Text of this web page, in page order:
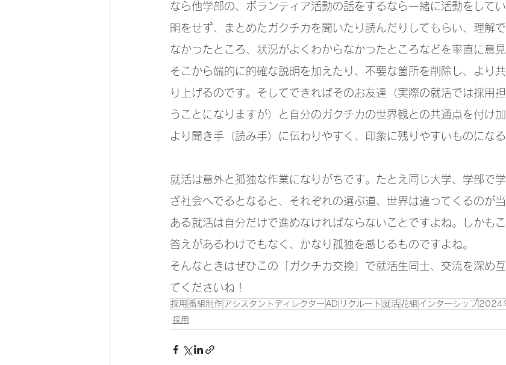
なら他学部の、ボランティア活動の話をするなら一緒に活動をして
明をせず、まとめたガクチカを聞いたり読んだりしてもらい、理解
なかったところ、状況がよくわからなかったところなどを率直に意
そこから端的に的確な説明を加えたり、不要な箇所を削除し、より
り上げるのです。そしてできればそのお友達（実際の就活では採用
うことになりますが）と自分のガクチカの世界観との共通点を付け
より聞き手（読み手）に伝わりやすく、印象に残りやすいものになる
就活は意外と孤独な作業になりがちです。たとえ同じ大学、学部で
ざ社会へでるとなると、それぞれの選ぶ道、世界は違ってくるのが
ある就活は自分だけで進めなければならないことですよね。しかも
答えがあるわけでもなく、かなり孤独を感じるものですよね。
そんなときはぜひこの「ガクチカ交換」で就活生同士、交流を深め
てくださいね！
採用 番組制作 アシスタントディレクター AD リクルート 就活花組 インターシップ 2024
採用